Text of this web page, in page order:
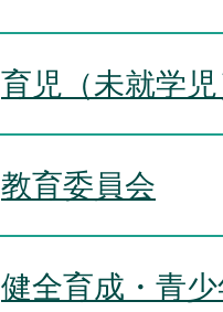
育児（未就学児
教育委員会
健全育成・青